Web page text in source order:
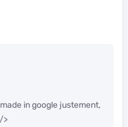
in google justement,
>